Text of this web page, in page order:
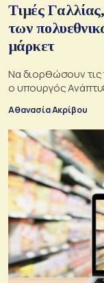
Τιμές
των
μάρκετ
Να διορθώσουν τις
ο υπουργός
Αθανασία Ακρίβου